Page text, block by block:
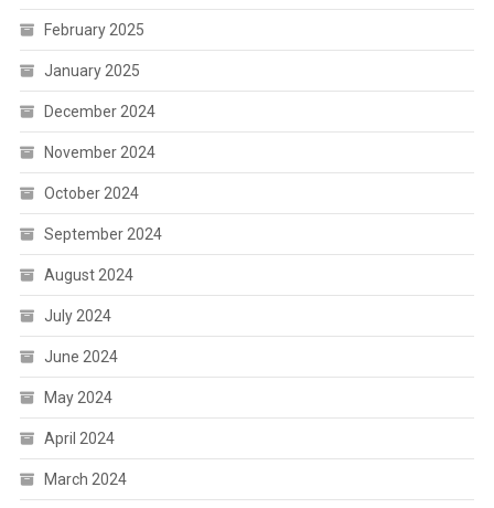
February 2025
January 2025
December 2024
November 2024
October 2024
September 2024
August 2024
July 2024
June 2024
May 2024
April 2024
March 2024